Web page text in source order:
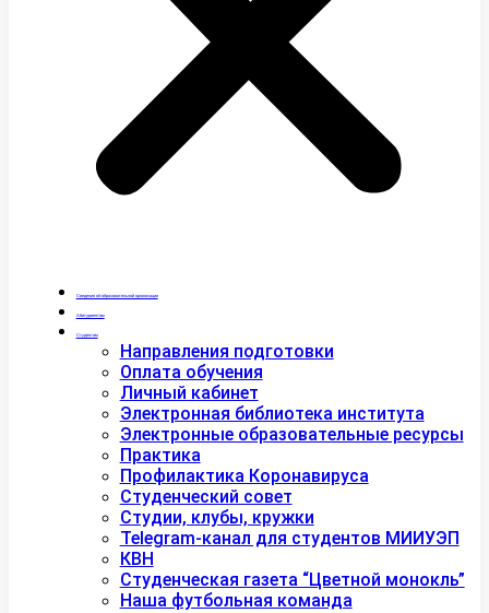
Сведения об образовательной организации
Абитуриентам
Студентам
Направления подготовки
Оплата обучения
Личный кабинет
Электронная библиотека института
Электронные образовательные ресурсы
Практика
Профилактика Коронавируса
Студенческий совет
Студии, клубы, кружки
Telegram-канал для студентов МИИУЭП
КВН
Студенческая газета “Цветной монокль”
Наша футбольная команда